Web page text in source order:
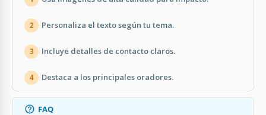
2 Personaliza el texto según tu tema.
3 Incluye detalles de contacto claros.
4 Destaca a los principales oradores.
FAQ